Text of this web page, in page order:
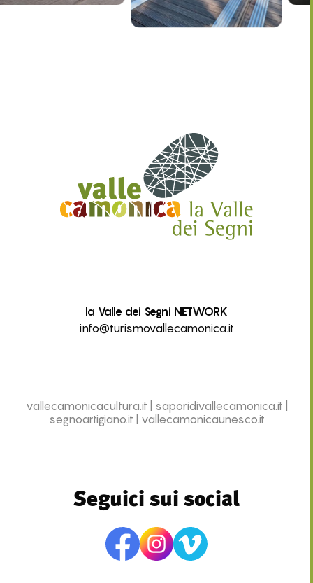
la Valle dei Segni NETWORK
info@turismovallecamonica.it
vallecamonicacultura.it saporidivallecamonica.it
segnoartigiano.it
vallecamonicaunesco.it
Seguici sui social